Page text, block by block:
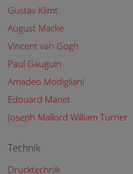
Gustav Klimt
August Macke
Vincent van Gogh
Paul Gauguin
Amadeo Modigliani
Edouard Manet
Joseph Mallord William Turner
Technik
Drucktechnik